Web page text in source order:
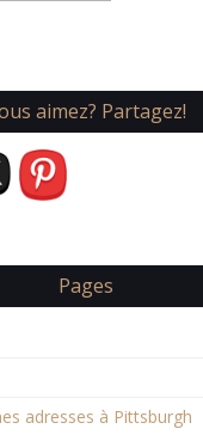
aimez? Partagez!
Pages
adresses à Pittsburgh